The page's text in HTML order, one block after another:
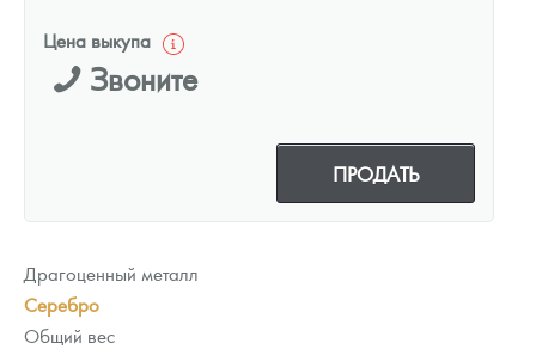
Цена выкупа
Звоните
ПРОДАТЬ
Драгоценный металл
Серебро
Общий вес